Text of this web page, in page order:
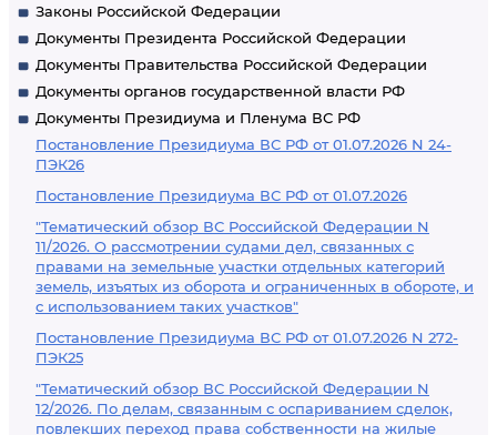
Законы Российской Федерации
Документы Президента Российской Федерации
Документы Правительства Российской Федерации
Документы органов государственной власти РФ
Документы Президиума и Пленума ВС РФ
Постановление Президиума ВС РФ от 01.07.2026 N 24-
ПЭК26
Постановление Президиума ВС РФ от 01.07.2026
"Тематический обзор ВС Российской Федерации N
11/2026. О рассмотрении судами дел, связанных с
правами на земельные участки отдельных категорий
земель, изъятых из оборота и ограниченных в обороте, и
с использованием таких участков"
Постановление Президиума ВС РФ от 01.07.2026 N 272-
ПЭК25
"Тематический обзор ВС Российской Федерации N
12/2026. По делам, связанным с оспариванием сделок,
повлекших переход права собственности на жилые